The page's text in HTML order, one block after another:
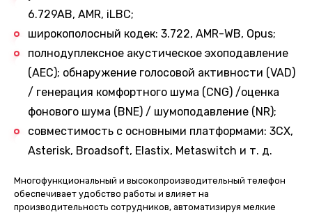
6.729AB, AMR, iLBC;
широкополосный кодек: 3.722, AMR-WB, Opus;
полнодуплексное акустическое эхоподавление
(AEC); обнаружение голосовой активности (VAD)
/ генерация комфортного шума (CNG) /оценка
фонового шума (BNE) / шумоподавление (NR);
совместимость с основными платформами: 3CX,
Asterisk, Broadsoft, Elastix, Metaswitch и т. д.
Многофункциональный и высокопроизводительный телефон
обеспечивает удобство работы и влияет на
производительность сотрудников, автоматизируя мелкие
Ваш номер телефона
+1